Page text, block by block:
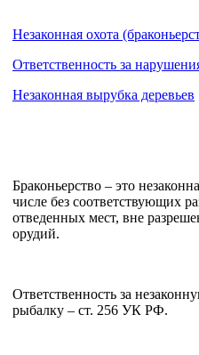
Незаконная охота
Ответственность за
Незаконная вырубка деревьев
Браконьерство – это
числе без соответствующих
отведенных мест, вне
орудий.
Ответственность за
рыбалку – ст. 256 УК РФ.